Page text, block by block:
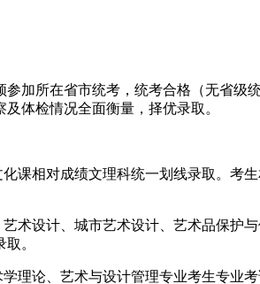
加所在省市统考，统考合格（无省
体检情况全面衡量，择优录取。
课相对成绩文理科统一划线录取。考
术设计、城市艺术设计、艺术品保护
。
理论、艺术与设计管理专业考生专